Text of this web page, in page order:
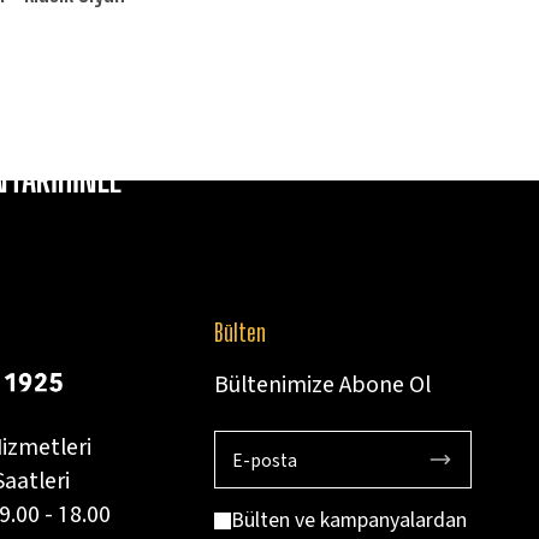
- 18.00
Bülten
Bültenimize Abone Ol
Bülten ve kampanyalardan